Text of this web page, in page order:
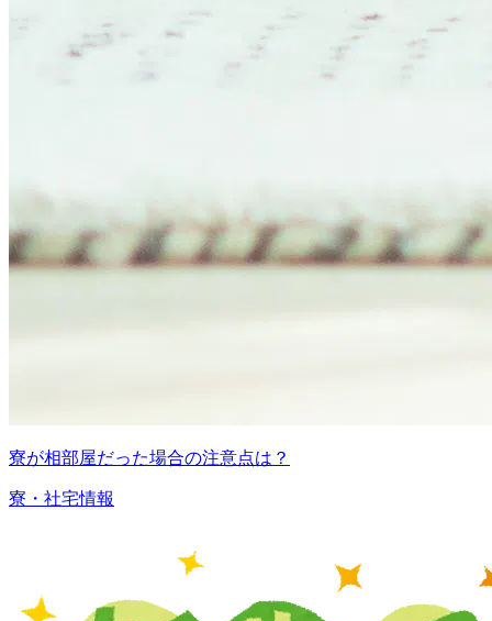
寮が相部屋だった場合の注意点は？
寮・社宅情報